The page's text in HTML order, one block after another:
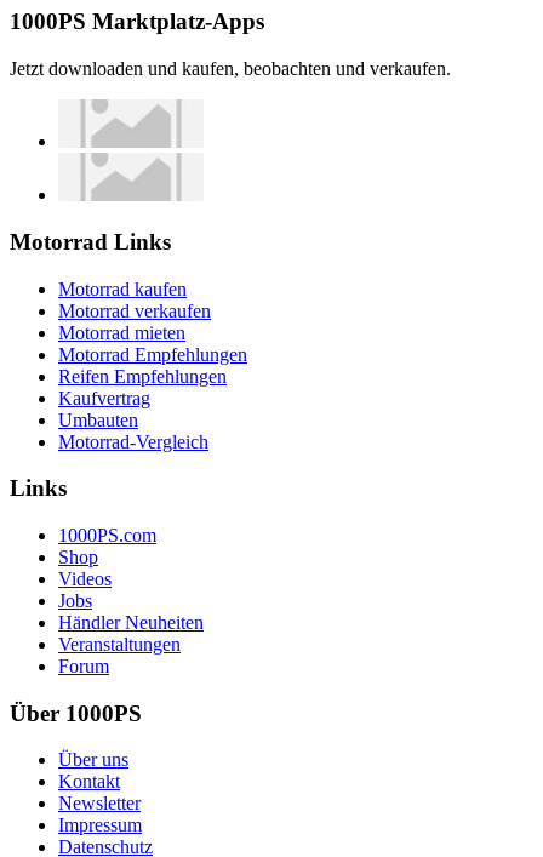
1000PS Marktplatz-Apps
Jetzt downloaden und kaufen, beobachten und verkaufen.
Motorrad Links
Motorrad kaufen
Motorrad verkaufen
Motorrad mieten
Motorrad Empfehlungen
Reifen Empfehlungen
Kaufvertrag
Umbauten
Motorrad-Vergleich
Links
1000PS.com
Shop
Videos
Jobs
Händler Neuheiten
Veranstaltungen
Forum
Über 1000PS
Über uns
Kontakt
Newsletter
Impressum
Datenschutz